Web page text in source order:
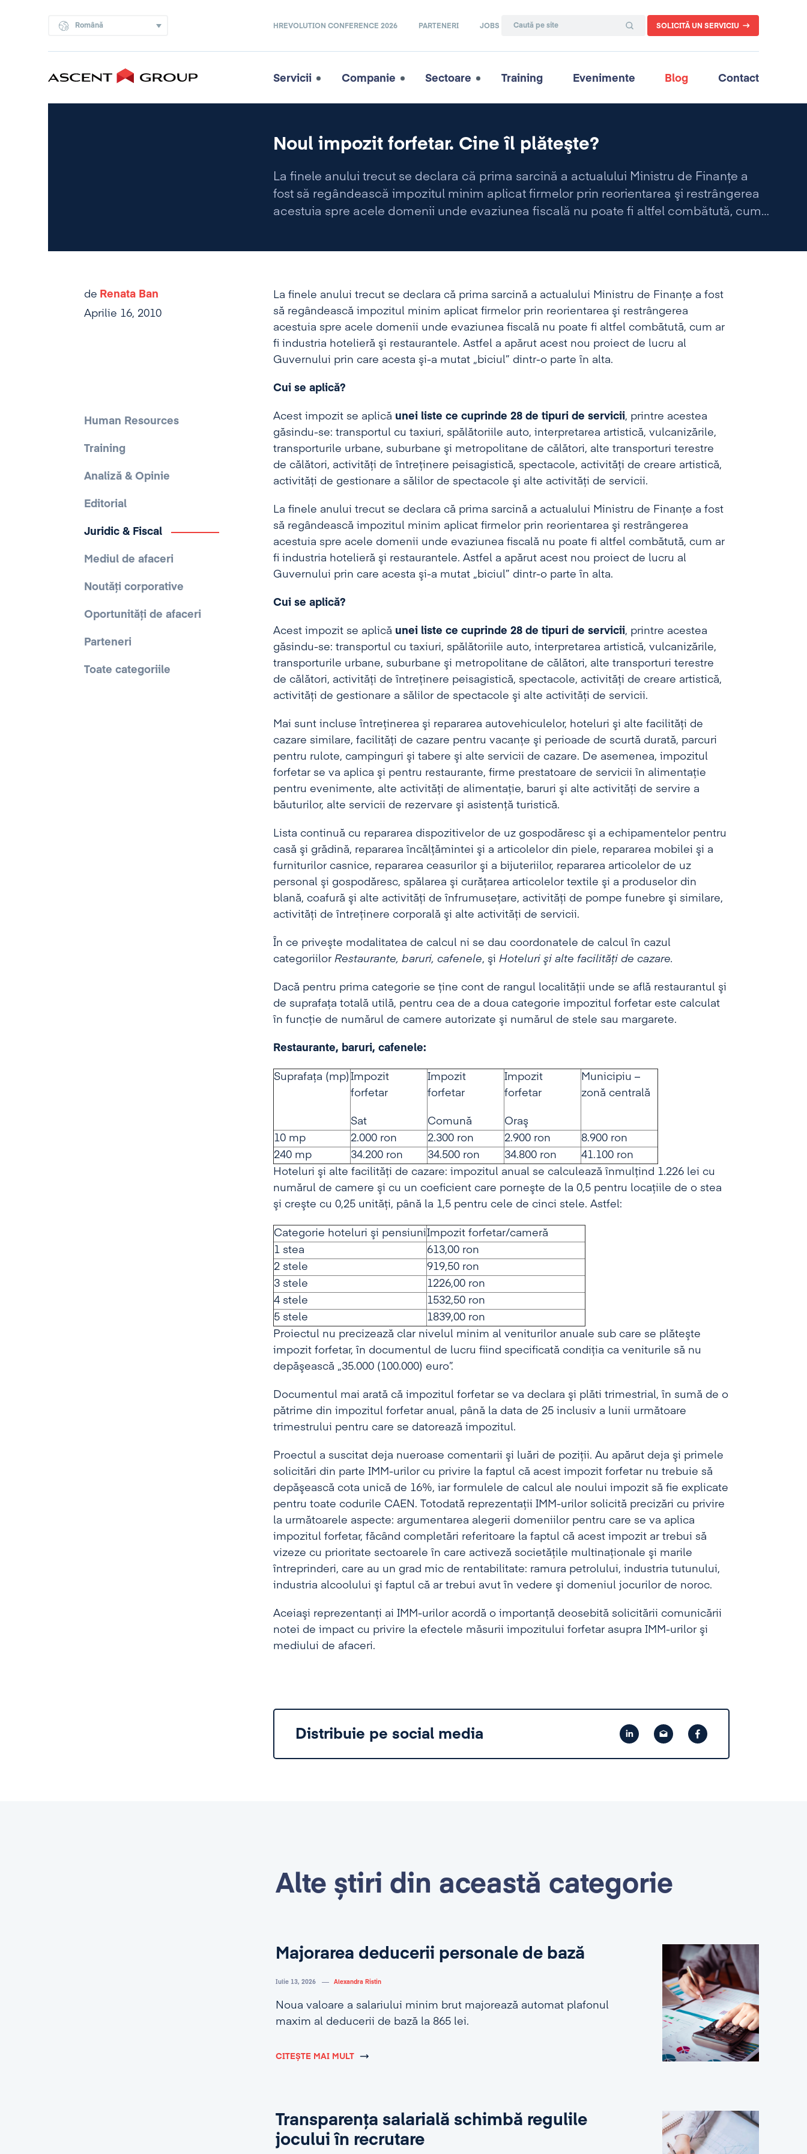
Română HREVOLUTION CONFERENCE 2026 PARTENERI JOBS SOLICITĂ UN SERVICIU
Servicii Companie Sectoare Training Evenimente Blog Contact
Noul impozit forfetar. Cine îl plăteşte?
La finele anului trecut se declara că prima sarcină a actualului Ministru de Finanţe a
fost să regândească impozitul minim aplicat firmelor prin reorientarea şi restrângerea
acestuia spre acele domenii unde evaziunea fiscală nu poate fi altfel combătută, cum
de Renata Ban
Aprilie 16, 2010
Human Resources
Training
Analiză & Opinie
Editorial
Juridic & Fiscal
Mediul de afaceri
Noutăți corporative
Oportunități de afaceri
Parteneri
Toate categoriile
La finele anului trecut se declara că prima sarcină a actualului Ministru de Finanţe a fost
să regândească impozitul minim aplicat firmelor prin reorientarea şi restrângerea
acestuia spre acele domenii unde evaziunea fiscală nu poate fi altfel combătută, cum ar
fi industria hotelieră şi restaurantele. Astfel a apărut acest nou proiect de lucru al
Guvernului prin care acesta şi-a mutat „biciul” dintr-o parte în alta.
Cui se aplică?
Acest impozit se aplică unei liste ce cuprinde 28 de tipuri de servicii, printre acestea
găsindu-se: transportul cu taxiuri, spălătoriile auto, interpretarea artistică, vulcanizările,
transporturile urbane, suburbane şi metropolitane de călători, alte transporturi terestre
de călători, activităţi de întreţinere peisagistică, spectacole, activităţi de creare artistică,
activităţi de gestionare a sălilor de spectacole şi alte activităţi de servicii.
La finele anului trecut se declara că prima sarcină a actualului Ministru de Finanţe a fost
să regândească impozitul minim aplicat firmelor prin reorientarea şi restrângerea
acestuia spre acele domenii unde evaziunea fiscală nu poate fi altfel combătută, cum ar
fi industria hotelieră şi restaurantele. Astfel a apărut acest nou proiect de lucru al
Guvernului prin care acesta şi-a mutat „biciul” dintr-o parte în alta.
Cui se aplică?
Acest impozit se aplică unei liste ce cuprinde 28 de tipuri de servicii, printre acestea
găsindu-se: transportul cu taxiuri, spălătoriile auto, interpretarea artistică, vulcanizările,
transporturile urbane, suburbane şi metropolitane de călători, alte transporturi terestre
de călători, activităţi de întreţinere peisagistică, spectacole, activităţi de creare artistică,
activităţi de gestionare a sălilor de spectacole şi alte activităţi de servicii.
Mai sunt incluse întreţinerea şi repararea autovehiculelor, hoteluri şi alte facilităţi de
cazare similare, facilităţi de cazare pentru vacanţe şi perioade de scurtă durată, parcuri
pentru rulote, campinguri şi tabere şi alte servicii de cazare. De asemenea, impozitul
forfetar se va aplica şi pentru restaurante, firme prestatoare de servicii în alimentaţie
pentru evenimente, alte activităţi de alimentaţie, baruri şi alte activităţi de servire a
băuturilor, alte servicii de rezervare şi asistenţă turistică.
Lista continuă cu repararea dispozitivelor de uz gospodăresc şi a echipamentelor pentru
casă şi grădină, repararea încălţămintei şi a articolelor din piele, repararea mobilei şi a
furniturilor casnice, repararea ceasurilor şi a bijuteriilor, repararea articolelor de uz
personal şi gospodăresc, spălarea şi curăţarea articolelor textile şi a produselor din
blană, coafură şi alte activităţi de înfrumuseţare, activităţi de pompe funebre şi similare,
activităţi de întreţinere corporală şi alte activităţi de servicii.
În ce priveşte modalitatea de calcul ni se dau coordonatele de calcul în cazul
categoriilor Restaurante, baruri, cafenele, şi Hoteluri şi alte facilităţi de cazare.
Dacă pentru prima categorie se ţine cont de rangul localităţii unde se află restaurantul şi
de suprafaţa totală utilă, pentru cea de a doua categorie impozitul forfetar este calculat
în funcţie de numărul de camere autorizate şi numărul de stele sau margarete.
Restaurante, baruri, cafenele:
Suprafaţa (mp) Impozit
forfetar
Sat
Impozit
forfetar
Comună
Impozit
forfetar
Oraş
Municipiu –
zonă centrală
10 mp 2.000 ron 2.300 ron 2.900 ron
8.900 ron
240 mp
34.200 ron 34.500 ron 34.800 ron
41.100 ron
Hoteluri şi alte facilităţi de cazare: impozitul anual se calculează înmulţind 1.226 lei cu
numărul de camere şi cu un coeficient care porneşte de la 0,5 pentru locaţiile de o stea
şi creşte cu 0,25 unităţi, până la 1,5 pentru cele de cinci stele. Astfel:
Categorie hoteluri şi pensiuniImpozit forfetar/cameră
1 stea
613,00 ron
2 stele
919,50 ron
3 stele
1226,00 ron
4 stele
1532,50 ron
5 stele
1839,00 ron
Proiectul nu precizează clar nivelul minim al veniturilor anuale sub care se plăteşte
impozit forfetar, în documentul de lucru fiind specificată condiţia ca veniturile să nu
depăşească „35.000 (100.000) euro”.
Documentul mai arată că impozitul forfetar se va declara şi plăti trimestrial, în sumă de o
pătrime din impozitul forfetar anual, până la data de 25 inclusiv a lunii următoare
trimestrului pentru care se datorează impozitul.
Proectul a suscitat deja nueroase comentarii şi luări de poziţii. Au apărut deja şi primele
solicitări din parte IMM-urilor cu privire la faptul că acest impozit forfetar nu trebuie să
depăşească cota unică de 16%, iar formulele de calcul ale noului impozit să fie explicate
pentru toate codurile CAEN. Totodată reprezentaţii IMM-urilor solicită precizări cu privire
la următoarele aspecte: argumentarea alegerii domeniilor pentru care se va aplica
impozitul forfetar, făcând completări referitoare la faptul că acest impozit ar trebui să
vizeze cu prioritate sectoarele în care activeză societăţile multinaţionale şi marile
întreprinderi, care au un grad mic de rentabilitate: ramura petrolului, industria tutunului,
industria alcoolului şi faptul că ar trebui avut în vedere şi domeniul jocurilor de noroc.
Aceiaşi reprezentanţi ai IMM-urilor acordă o importanţă deosebită solicitării comunicării
notei de impact cu privire la efectele măsurii impozitului forfetar asupra IMM-urilor şi
mediului de afaceri.
Distribuie pe social media
Alte știri din această categorie
Majorarea deducerii personale de bază
Iulie 13, 2026 Alexandra Ristin
Noua valoare a salariului minim brut majorează automat plafonul
maxim al deducerii de bază la 865 lei.
CITEȘTE MAI MULT
Transparența salarială schimbă regulile
jocului în recrutare